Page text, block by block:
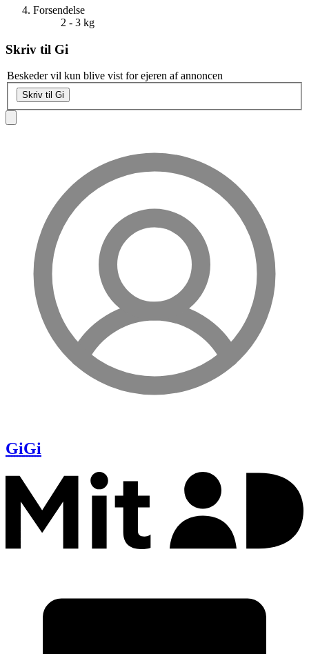
Forsendelse
2 - 3 kg
Skriv til Gi
Beskeder vil kun blive vist for ejeren af annoncen
Skriv til Gi
GiGi